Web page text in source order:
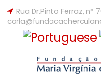
Rua Dr.Pinto Ferraz, n°